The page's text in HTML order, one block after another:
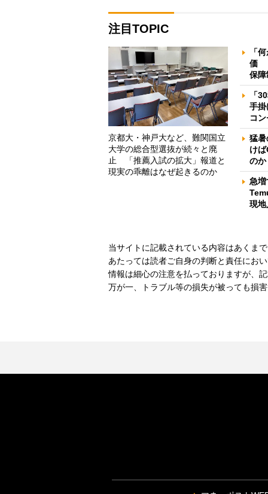
注目TOPIC
京都大・神戸大など、難関国立
大学の総合型選抜が続々と廃
止 「推薦入試の拡大」報道と
現実の乖離はなぜ起きるのか
「
価
保障
「
手
コ
猛
け
のか
急
現地
当サイトに記載されている内容はあくま
あたっては読者ご自身の判断と責任にお
情報は細心の注意を払っておりますが、
万が一、トラブル等の損失が被っても損